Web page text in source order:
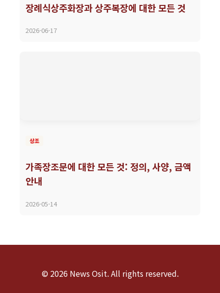
장례식상주화장과 상주복장에 대한 모든 것
2026-06-17
상조
가족장조문에 대한 모든 것: 정의, 사양, 금액
안내
2026-05-14
© 2026 News Osit. All rights reserved.